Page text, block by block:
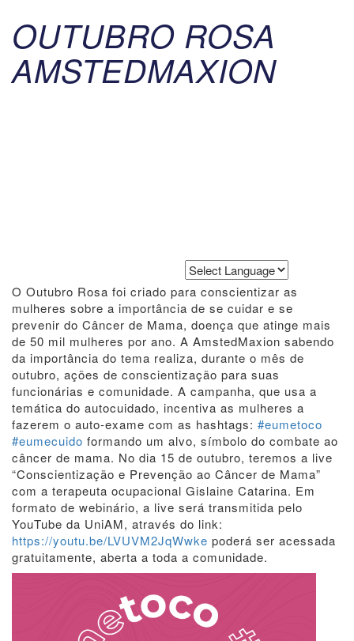
OUTUBRO ROSA
AMSTEDMAXION
Powered by Translate
O Outubro Rosa foi criado para conscientizar as
mulheres sobre a importância de se cuidar e se
prevenir do Câncer de Mama, doença que atinge mais
de 50 mil mulheres por ano. A AmstedMaxion sabendo
da importância do tema realiza, durante o mês de
outubro, ações de conscientização para suas
funcionárias e comunidade. A campanha, que usa a
temática do autocuidado, incentiva as mulheres a
fazerem o auto-exame com as hashtags: #eumetoco
#eumecuido formando um alvo, símbolo do combate ao
câncer de mama. No dia 15 de outubro, teremos a live
“Conscientização e Prevenção ao Câncer de Mama”
com a terapeuta ocupacional Gislaine Catarina. Em
formato de webinário, a live será transmitida pelo
YouTube da UniAM, através do link:
https://youtu.be/LVUVM2JqWwke poderá ser acessada
gratuitamente, aberta a toda a comunidade.